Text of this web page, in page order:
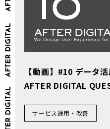
【動画】#10 データ
AFTER DIGITAL
サービス運用・改善